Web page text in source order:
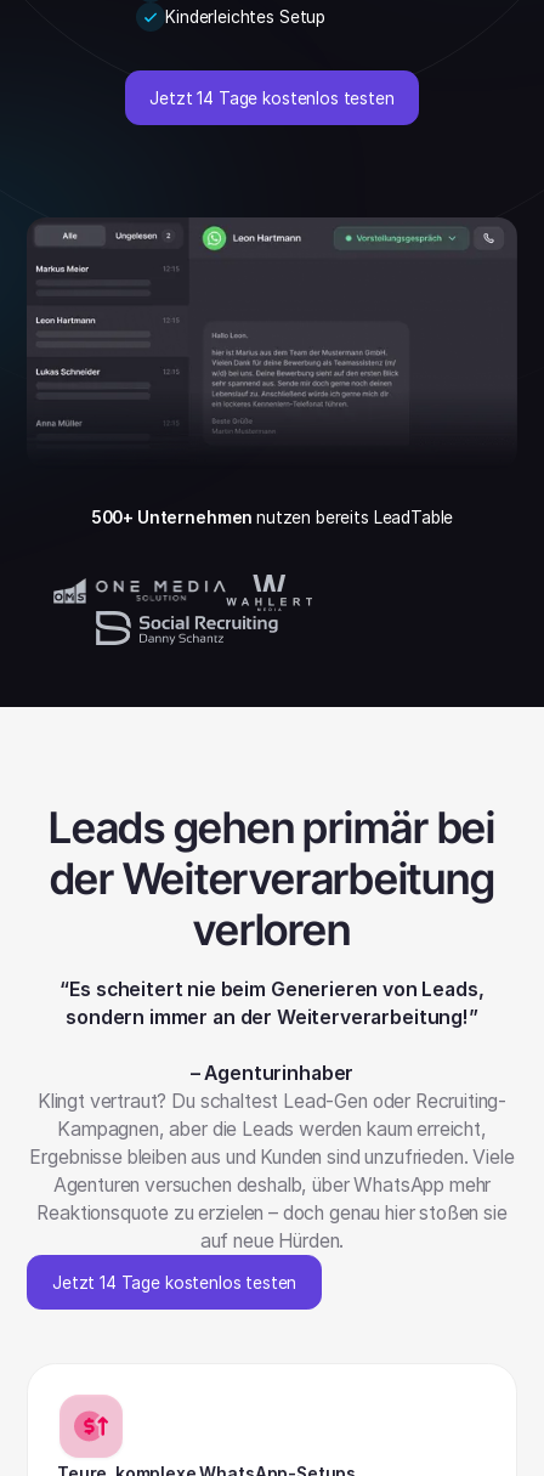
Kinderleichtes Setup
Jetzt 14 Tage kostenlos testen
500+ Unternehmennutzen bereits LeadTable
Leads gehen primär bei
der Weiterverarbeitung
verloren
“Es scheitert nie beim Generieren von Leads,
sondern immer an der Weiterverarbeitung!”
– Agenturinhaber
Klingt vertraut? Du schaltest Lead-Gen oder Recruiting-
Kampagnen, aber die Leads werden kaum erreicht,
Ergebnisse bleiben aus und Kunden sind unzufrieden. Viele
Agenturen versuchen deshalb, über WhatsApp mehr
Reaktionsquote zu erzielen – doch genau hier stoßen sie
auf neue Hürden.
Jetzt 14 Tage kostenlos testen